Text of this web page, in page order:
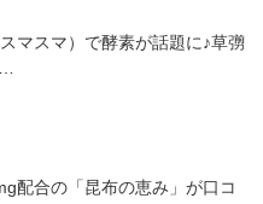
マスマ）で酵素が話題に♪草彅
配合の「昆布の恵み」が口コ